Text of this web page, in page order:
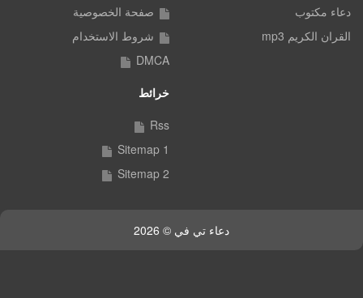
دعاء مكتوب
القران الكريم mp3
صفحة الخصوصية
شروط الاستخدام
DMCA
خرائط
Rss
Sitemap 1
Sitemap 2
دعاء تي في © 2026